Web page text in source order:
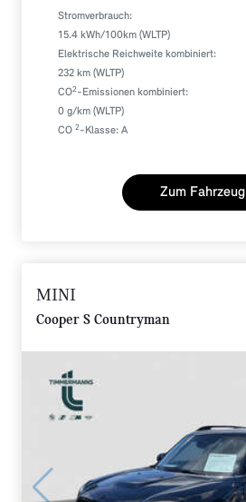
Stromverbrauch:
15.4 kWh/100km (WLTP)
Elektrische Reichweite kombiniert:
232 km (WLTP)
CO2 -Emissionen kombiniert:
0 g/km (WLTP)
CO 2 -Klasse: A
Zum Fahrzeug
MINI
Cooper S Countryman